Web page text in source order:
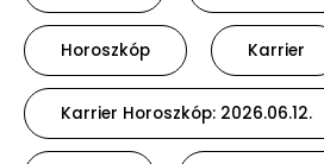
Horoszkóp Karrier
Karrier Horoszkóp: 2026.06.12.